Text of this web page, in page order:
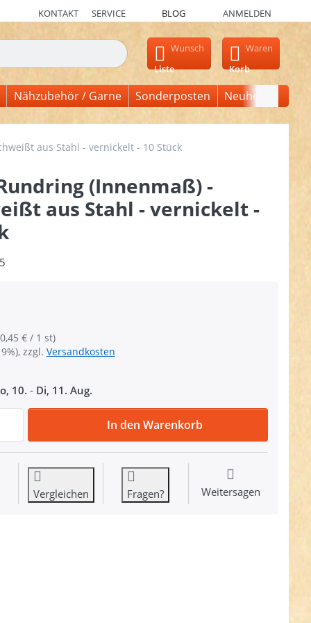
KONTAKT SERVICE BLOG ANMELDEN
erscheinen automatisch erste Ergebnisse. Drücken Sie die
Wunsch
Liste
Waren
Korb
Nähzubehör / Garne Sonderposten Neuheiten
aus Stahl - vernickelt - 10 Stück
(Innenmaß) -
aus Stahl - vernickelt -
€ / 1 st)
zzgl. Versandkosten
10. - Di, 11. Aug.
36mm Rundring (Innenmaß) - geschweißt aus Stahl -
In den Warenkorb
Vergleichen Fragen? Weitersagen